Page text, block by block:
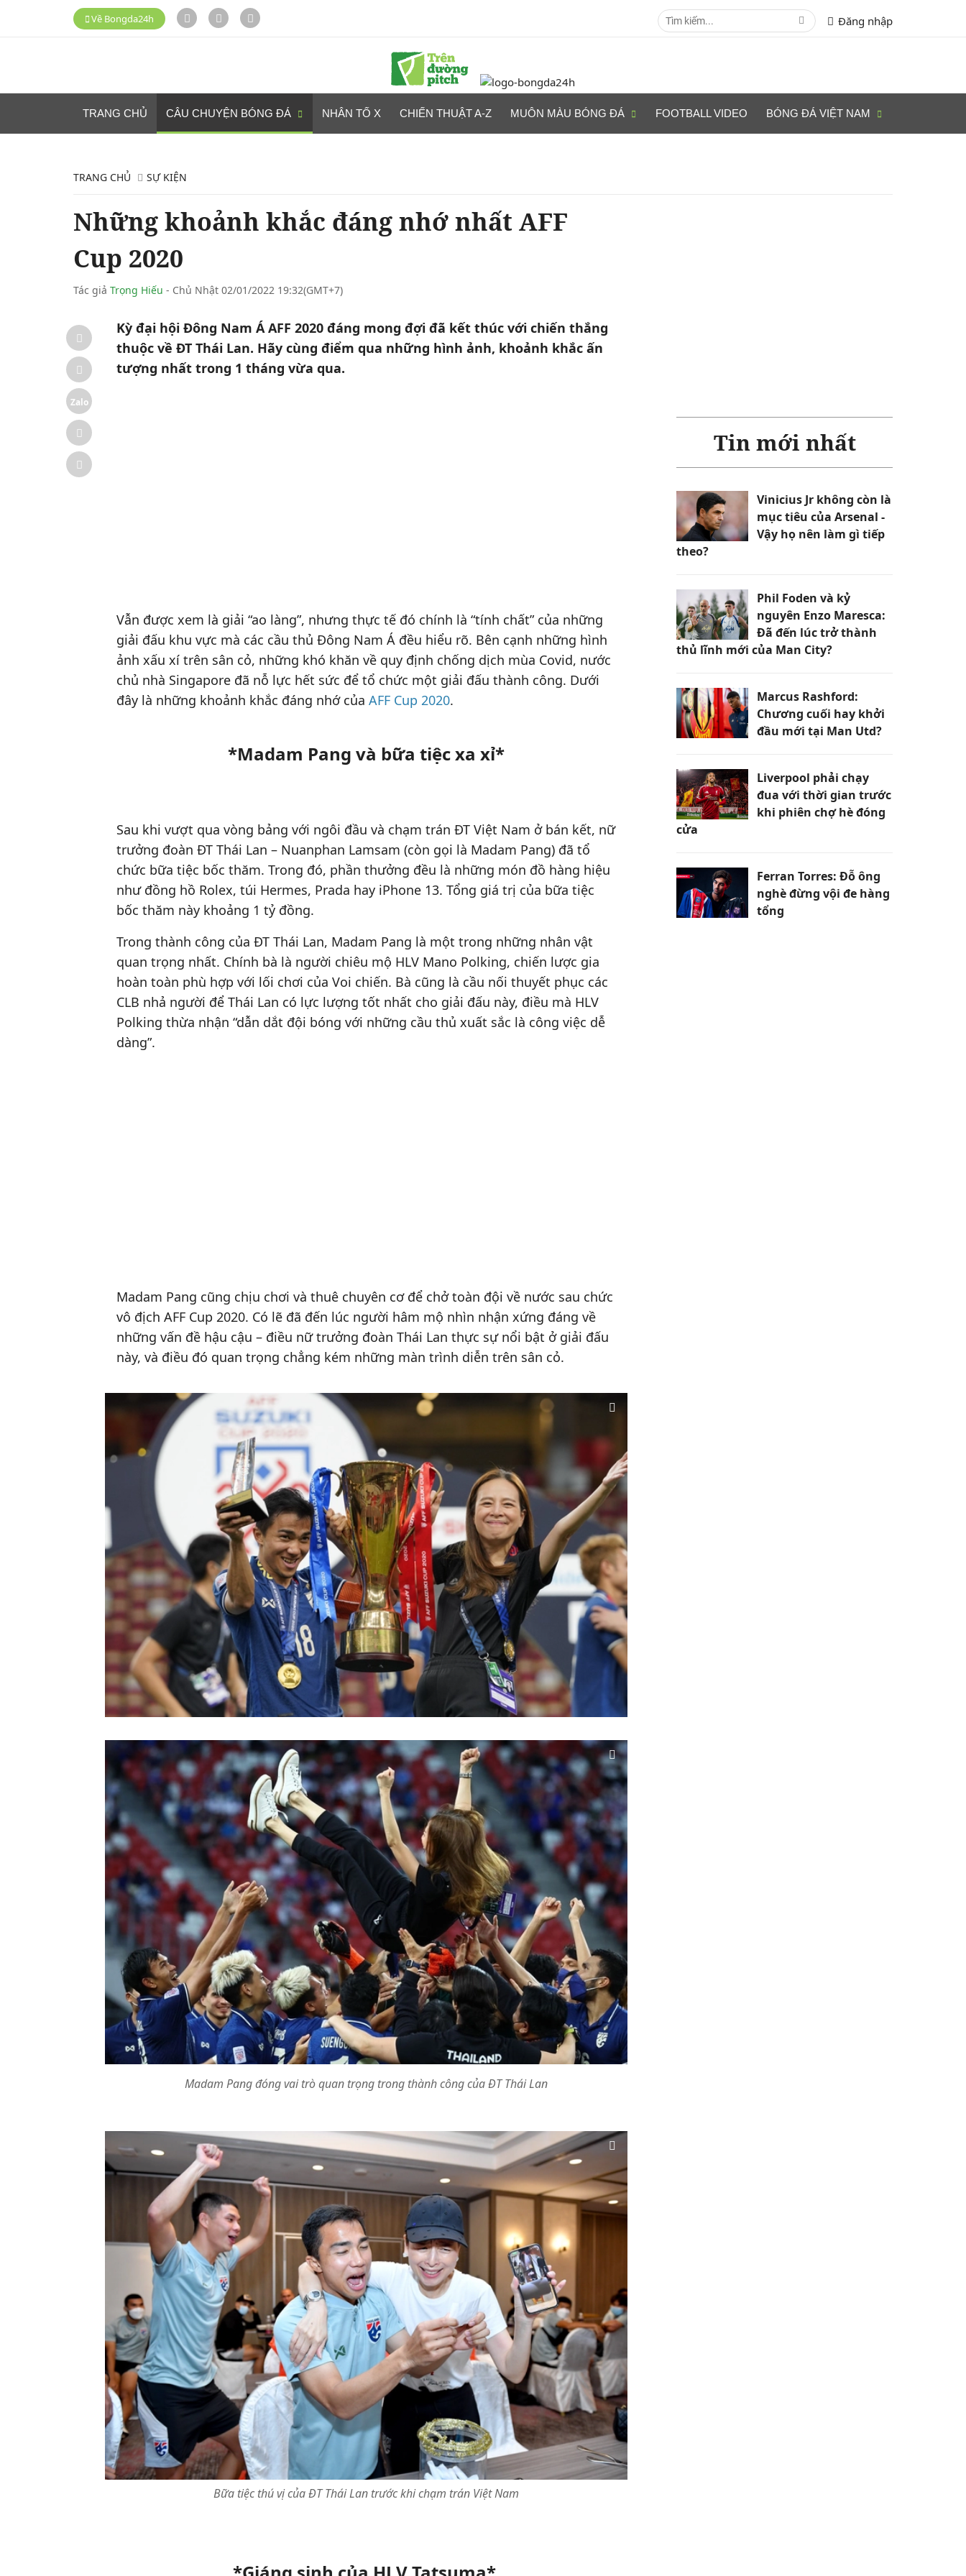
Về Bongda24h Đăng nhập
TRANG CHỦ CÂU CHUYỆN BÓNG ĐÁ NHÂN TỐ X CHIẾN THUẬT A-Z MUÔN MÀU BÓNG ĐÁ FOOTBALL VIDEO BÓNG ĐÁ VIỆT NAM
TRANG CHỦ SỰ KIỆN
Những khoảnh khắc đáng nhớ nhất AFF
Cup 2020
Tác giả Trọng Hiếu - Chủ Nhật 02/01/2022 19:32(GMT+7)
Zalo
Kỳ đại hội Đông Nam Á AFF 2020 đáng mong đợi đã kết thúc với chiến thắng
thuộc về ĐT Thái Lan. Hãy cùng điểm qua những hình ảnh, khoảnh khắc ấn
tượng nhất trong 1 tháng vừa qua.
Vẫn được xem là giải “ao làng”, nhưng thực tế đó chính là “tính chất” của những
giải đấu khu vực mà các cầu thủ Đông Nam Á đều hiểu rõ. Bên cạnh những hình
ảnh xấu xí trên sân cỏ, những khó khăn về quy định chống dịch mùa Covid, nước
chủ nhà Singapore đã nỗ lực hết sức để tổ chức một giải đấu thành công. Dưới
đây là những khoảnh khắc đáng nhớ của AFF Cup 2020.
*Madam Pang và bữa tiệc xa xỉ*
Sau khi vượt qua vòng bảng với ngôi đầu và chạm trán ĐT Việt Nam ở bán kết, nữ
trưởng đoàn ĐT Thái Lan – Nuanphan Lamsam (còn gọi là Madam Pang) đã tổ
chức bữa tiệc bốc thăm. Trong đó, phần thưởng đều là những món đồ hàng hiệu
như đồng hồ Rolex, túi Hermes, Prada hay iPhone 13. Tổng giá trị của bữa tiệc
bốc thăm này khoảng 1 tỷ đồng.
Trong thành công của ĐT Thái Lan, Madam Pang là một trong những nhân vật
quan trọng nhất. Chính bà là người chiêu mộ HLV Mano Polking, chiến lược gia
hoàn toàn phù hợp với lối chơi của Voi chiến. Bà cũng là cầu nối thuyết phục các
CLB nhả người để Thái Lan có lực lượng tốt nhất cho giải đấu này, điều mà HLV
Polking thừa nhận “dẫn dắt đội bóng với những cầu thủ xuất sắc là công việc dễ
dàng”.
Madam Pang cũng chịu chơi và thuê chuyên cơ để chở toàn đội về nước sau chức
vô địch AFF Cup 2020. Có lẽ đã đến lúc người hâm mộ nhìn nhận xứng đáng về
những vấn đề hậu cậu – điều nữ trưởng đoàn Thái Lan thực sự nổi bật ở giải đấu
này, và điều đó quan trọng chẳng kém những màn trình diễn trên sân cỏ.
Madam Pang đóng vai trò quan trọng trong thành công của ĐT Thái Lan
Bữa tiệc thú vị của ĐT Thái Lan trước khi chạm trán Việt Nam
Tin mới nhất
Vinicius Jr không còn là
mục tiêu của Arsenal -
Vậy họ nên làm gì tiếp
theo?
Phil Foden và kỷ
nguyên Enzo Maresca:
Đã đến lúc trở thành
thủ lĩnh mới của Man City?
Marcus Rashford:
Chương cuối hay khởi
đầu mới tại Man Utd?
Liverpool phải chạy
đua với thời gian trước
khi phiên chợ hè đóng
cửa
Ferran Torres: Đỗ ông
nghè đừng vội đe hàng
tổng